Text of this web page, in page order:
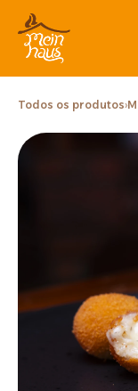
Todos os produtos›